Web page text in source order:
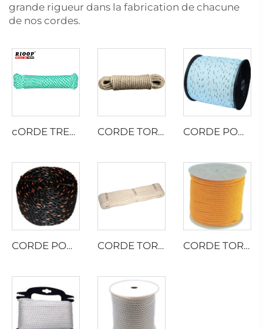
grande rigueur dans la fabrication de chacune
de nos cordes.
cORDE TRESSÉE À 8 BRINS CORDE TORSADÉE EN JUTE CORDE POUR CAMION CALIFORNIE
CORDE POUR CAMION CALIFORNIE CORDE TORSADÉE EN COTON CORDE TORSADÉE EN MONOBRIN PP